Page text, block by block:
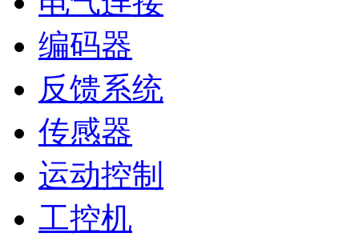
编码器
反馈系统
传感器
运动控制
工控机